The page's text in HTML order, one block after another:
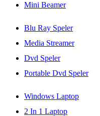
Mini Beamer
Blu Ray Speler
Media Streamer
Dvd Speler
Portable Dvd Speler
Windows Laptop
2 In 1 Laptop